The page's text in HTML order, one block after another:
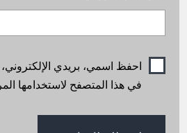
احفظ اسمي، بريدي الإلكتروني،
في هذا المتصفح لاستخدامها